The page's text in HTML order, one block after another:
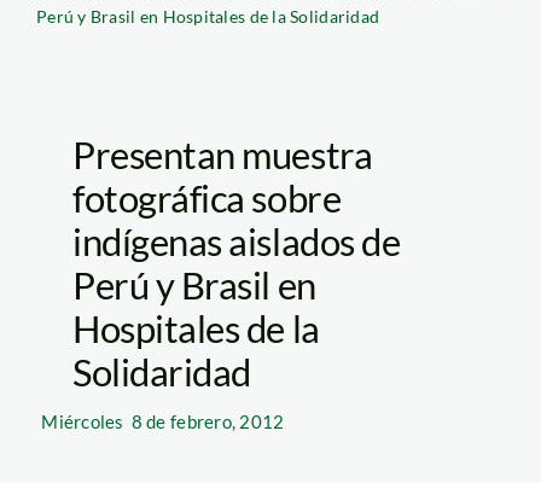
Perú y Brasil en Hospitales de la Solidaridad
Presentan muestra
fotográfica sobre
indígenas aislados de
Perú y Brasil en
Hospitales de la
Solidaridad
Miércoles 8 de febrero, 2012